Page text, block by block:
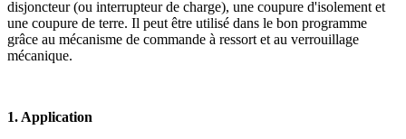
disjoncteur (ou interrupteur de charge), une coupure d'isolement et
une coupure de terre. Il peut être utilisé dans le bon programme
grâce au mécanisme de commande à ressort et au verrouillage
mécanique.
1. Application